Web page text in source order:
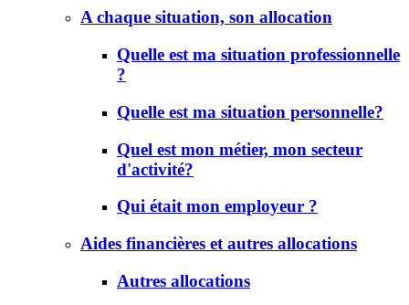
A chaque situation, son allocation
Quelle est ma situation professionnelle
?
Quelle est ma situation personnelle?
Quel est mon métier, mon secteur
d'activité?
Qui était mon employeur ?
Aides financières et autres allocations
Autres allocations